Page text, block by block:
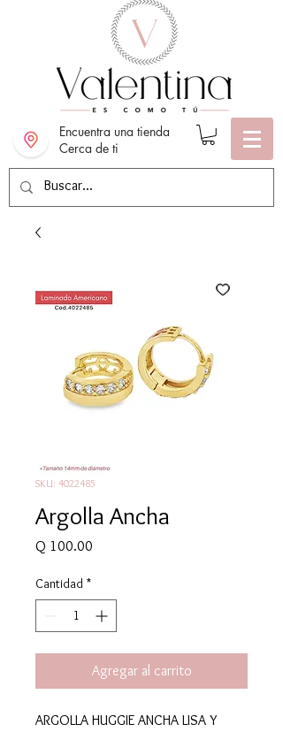
Encuentra una tienda
Cerca de ti
SKU: 4022485
Argolla Ancha
Q 100.00
Cantidad *
Agregar al carrito
ARGOLLA HUGGIE ANCHA LISA Y